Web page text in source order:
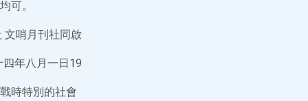
可。
文哨月刊社同啟
四年八月一日19
時特別的社會